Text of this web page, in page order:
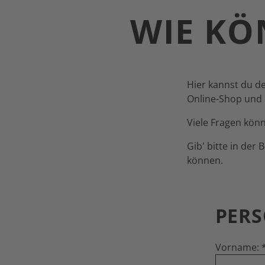
WIE
Hier kannst du
Online-Shop
Viele Fragen
Gib' bitte in der
können.
Vorname: